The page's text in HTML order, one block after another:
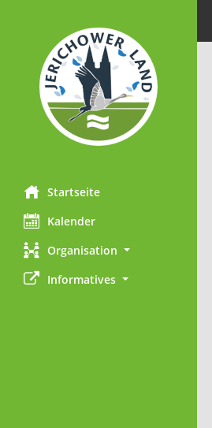
Startseite
Kalender
Organisation
Informatives